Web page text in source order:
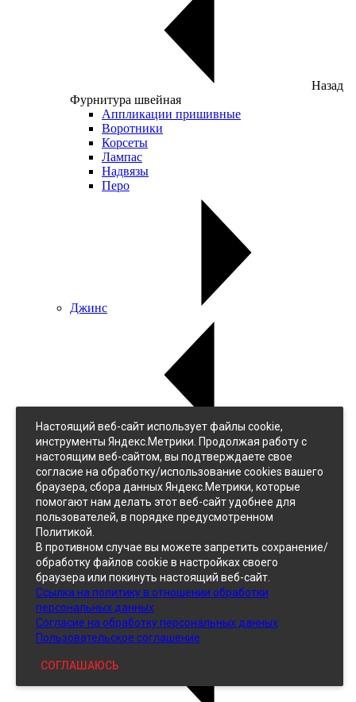
Назад
Фурнитура швейная
Аппликации пришивные
Воротники
Корсеты
Лампас
Надвязы
Перо
Джинс
Джинс
Однотонный
Принтованный
Кожзам
Настоящий веб-сайт использует файлы cookie,
инструменты Яндекс.Метрики. Продолжая работу с
настоящим веб-сайтом, вы подтверждаете свое
согласие на обработку/использование cookies вашего
браузера, сбора данных Яндекс.Метрики, которые
помогают нам делать этот веб-сайт удобнее для
пользователей, в порядке предусмотренном
Политикой.
В противном случае вы можете запретить сохранение/
обработку файлов cookie в настройках своего
браузера или покинуть настоящий веб-сайт.
Ссылка на политику в отношении обработки
персональных данных
Согласие на обработку персональных данных
Пользовательское соглашение
СОГЛАШАЮСЬ